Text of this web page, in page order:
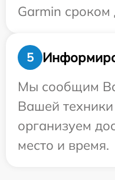
Garmin сроком
5
Мы сообщим
Вашей
организуем
место и время.